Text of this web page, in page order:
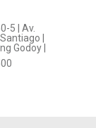
5 | Av.
|
Godoy |